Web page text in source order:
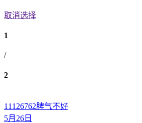
取消选择
1
/
2
11126762脾气不好
5月26日